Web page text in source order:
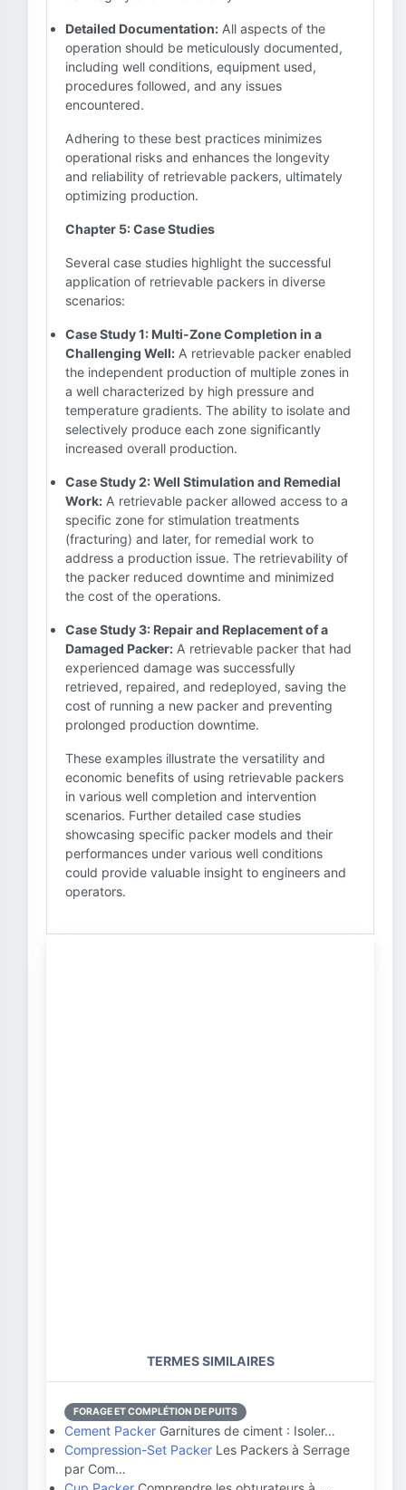
Detailed Documentation: All aspects of the
operation should be meticulously documented,
including well conditions, equipment used,
procedures followed, and any issues
encountered.
Adhering to these best practices minimizes
operational risks and enhances the longevity
and reliability of retrievable packers, ultimately
optimizing production.
Chapter 5: Case Studies
Several case studies highlight the successful
application of retrievable packers in diverse
scenarios:
Case Study 1: Multi-Zone Completion in a
Challenging Well: A retrievable packer enabled
the independent production of multiple zones in
a well characterized by high pressure and
temperature gradients. The ability to isolate and
selectively produce each zone significantly
increased overall production.
Case Study 2: Well Stimulation and Remedial
Work: A retrievable packer allowed access to a
specific zone for stimulation treatments
(fracturing) and later, for remedial work to
address a production issue. The retrievability of
the packer reduced downtime and minimized
the cost of the operations.
Case Study 3: Repair and Replacement of a
Damaged Packer: A retrievable packer that had
experienced damage was successfully
retrieved, repaired, and redeployed, saving the
cost of running a new packer and preventing
prolonged production downtime.
These examples illustrate the versatility and
economic benefits of using retrievable packers
in various well completion and intervention
scenarios. Further detailed case studies
showcasing specific packer models and their
performances under various well conditions
could provide valuable insight to engineers and
operators.
TERMES SIMILAIRES
FORAGE ET COMPLÉTION DE PUITS
Cement Packer Garnitures de ciment : Isoler…
Compression-Set Packer Les Packers à Serrage
par Com…